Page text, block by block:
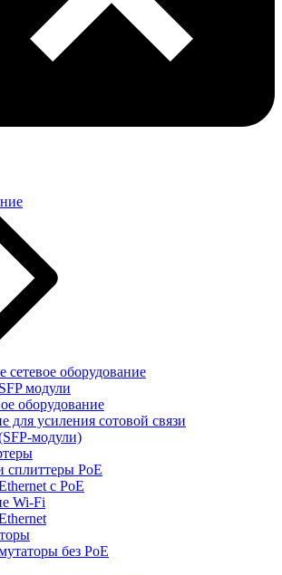
сетевое оборудование
модули
оборудование
для усиления сотовой связи
модули)
PoE
с PoE
Wi-Fi
без PoE